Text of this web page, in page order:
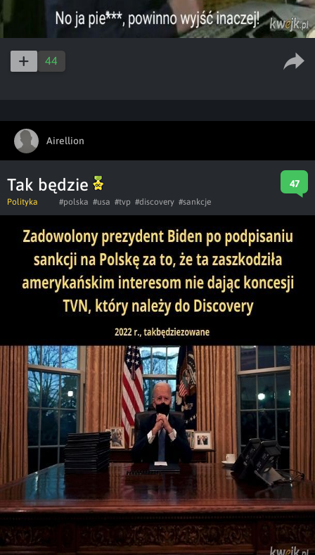
44
Airellion
Tak będzie 47
Polityka #polska #usa #tvp #discovery #sankcje